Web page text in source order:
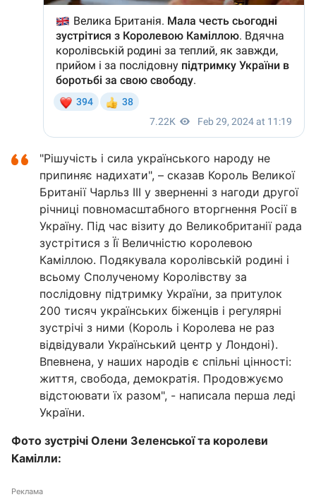
"Рішучість і сила українського народу не
припиняє надихати", – сказав Король Великої
Британії Чарльз III у зверненні з нагоди другої
річниці повномасштабного вторгнення Росії в
Україну. Під час візиту до Великобританії рада
зустрітися з Її Величністю королевою
Каміллою. Подякувала королівській родині і
всьому Сполученому Королівству за
послідовну підтримку України, за притулок
200 тисяч українських біженців і регулярні
зустрічі з ними (Король і Королева не раз
відвідували Український центр у Лондоні).
Впевнена, у наших народів є спільні цінності:
життя, свобода, демократія. Продовжуємо
відстоювати їх разом", - написала перша леді
України.
Фото зустрічі Олени Зеленської та королеви
Камілли:
Реклама